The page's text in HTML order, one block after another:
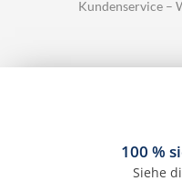
Kundenservice –
100 %
Siehe